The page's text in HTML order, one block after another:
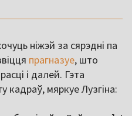
ніжэй за сярэдні па
прагназуе, што
і далей. Гэта
кадраў, мяркуе Лузгіна: